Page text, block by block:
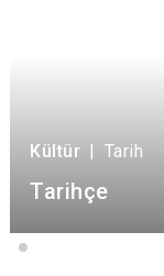
Kültür | Tarih
Tarihçe